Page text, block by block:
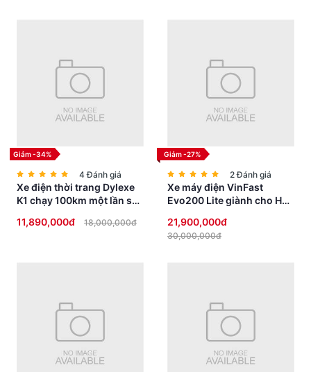
hành và thiết kế thời trang, Xe ga 50cc Motor Thái NEW CREA là
sự lựa chọn hàng đầu cho người đam mê xe và đang tìm kiếm sự
tiện lợi trong cuộc sống hàng ngày.
Giảm -34%
4 Đánh giá
Xe điện thời trang Dylexe
K1 chạy 100km một lần sạc
11,890,000đ 18,000,000đ
Giảm -27%
2 Đánh giá
Xe máy điện VinFast
Evo200 Lite giành cho Học
21,900,000đ
30,000,000đ